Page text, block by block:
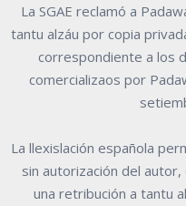
La SGAE reclamó a
tantu alzáu por copia
correspondiente a los
comercializaos por
La llexislación española
sin autorización del
una retribución a tantu